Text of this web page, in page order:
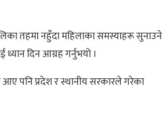
तहमा नहुँदा महिलाका समस्याहरू सुनाउने
ध्यान दिन आग्रहगर्नुभयो ।
आए पनि प्रदेश र स्थानीय सरकारले गरेका